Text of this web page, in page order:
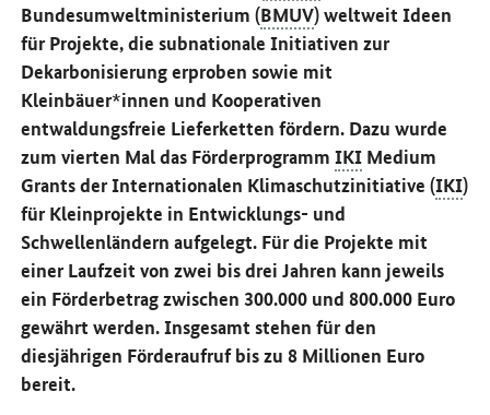
Bundesumweltministerium (BMUV) weltweit Ideen
für Projekte, die subnationale Initiativen zur
Dekarbonisierung erproben sowie mit
Kleinbäuer*innen und Kooperativen
entwaldungsfreie Lieferketten fördern. Dazu wurde
zum vierten Mal das FörderprogrammIKI Medium
Grantsder Internationalen Klimaschutzinitiative (IKI)
für Kleinprojekte in Entwicklungs- und
Schwellenländern aufgelegt. Für die Projekte mit
einer Laufzeit von zwei bis drei Jahren kann jeweils
ein Förderbetrag zwischen 300.000 und 800.000 Euro
gewährt werden. Insgesamt stehen für den
diesjährigen Förderaufruf bis zu 8 Millionen Euro
bereit.